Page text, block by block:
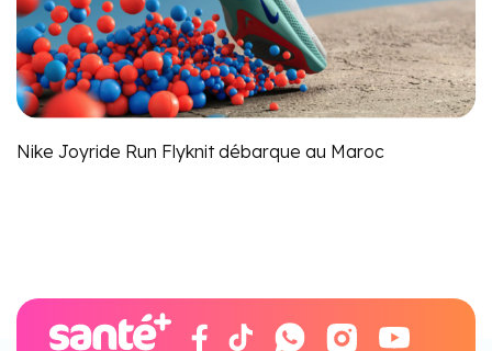
Nike Joyride Run Flyknit débarque au Maroc